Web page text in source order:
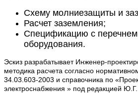
Схему молниезащиты и
Расчет заземления;
Спецификацию с
оборудования.
Эскиз разрабатывает Инженер-
методика расчета согласно
34.03.603-2003 и справочника по
электроснабжения » под редакцией